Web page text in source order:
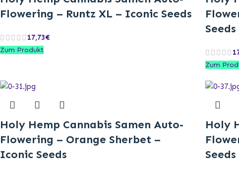
Flowering – Runtz XL – Iconic Seeds
17,73€
Zum Produkt
Seeds
Zum
Holy Hemp Cannabis Samen Auto-
Flowering – Orange Sherbet –
Iconic Seeds
Holy
Seeds